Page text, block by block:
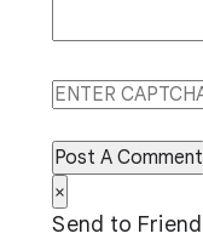
Post A Comment
×
Send to Friend